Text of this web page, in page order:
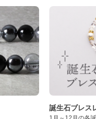
誕生石ブレス